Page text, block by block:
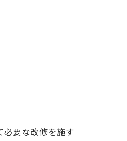
要な改修を施す